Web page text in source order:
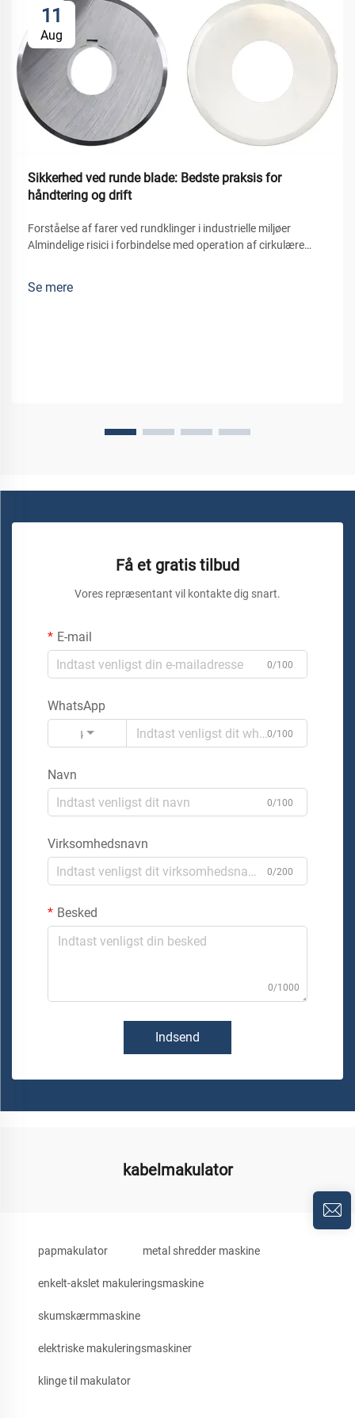
11
Aug
Sikkerhed ved runde blade: Bedste praksis for
håndtering og drift
Forståelse af farer ved rundklinger i industrielle miljøer
Almindelige risici i forbindelse med operation af cirkulære
med de mest...
Se mere
Få et gratis tilbud
Vores repræsentant vil kontakte dig snart.
E-mail
0/100
WhatsApp
Kode
0/100
Navn
0/100
Virksomhedsnavn
0/200
Besked
0/1000
Indsend
kabelmakulator
papmakulator metal shredder maskine
enkelt-akslet makuleringsmaskine
skumskærmmaskine
elektriske makuleringsmaskiner
klinge til makulator